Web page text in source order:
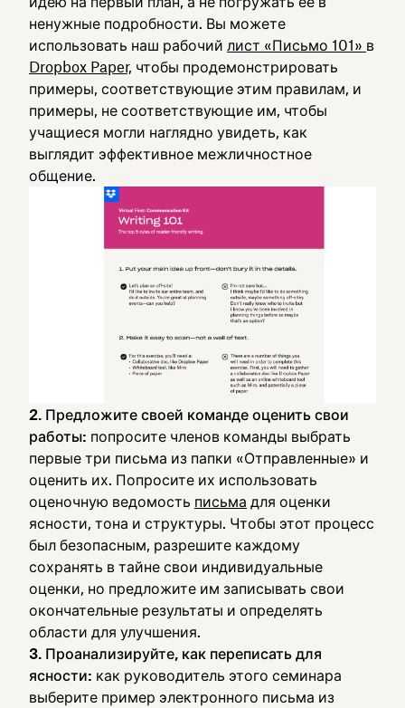
ненужные подробности. Вы можете
использовать наш рабочий лист «Письмо 101» в
Dropbox Paper, чтобы продемонстрировать
примеры, соответствующие этим правилам, и
примеры, не соответствующие им, чтобы
учащиеся могли наглядно увидеть, как
выглядит эффективное межличностное
общение.
2. Предложите своей команде оценить свои
работы: попросите членов команды выбрать
первые три письма из папки «Отправленные» и
оценить их. Попросите их использовать
оценочную ведомость письма для оценки
ясности, тона и структуры. Чтобы этот процесс
был безопасным, разрешите каждому
сохранять в тайне свои индивидуальные
оценки, но предложите им записывать свои
окончательные результаты и определять
области для улучшения.
3. Проанализируйте, как переписать для
ясности: как руководитель этого семинара
выберите пример электронного письма из